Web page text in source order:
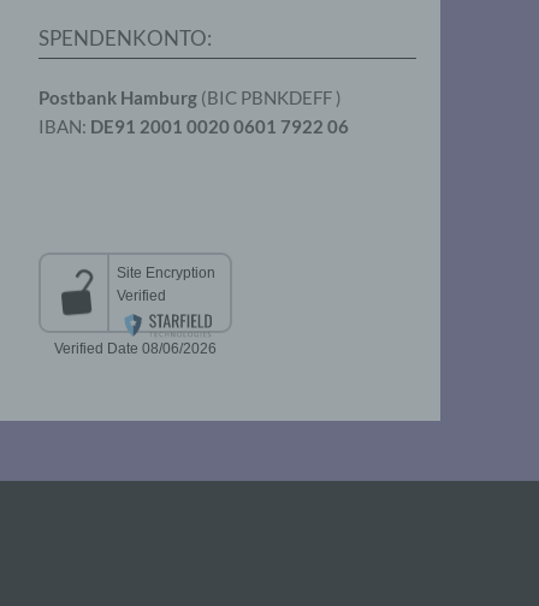
SPENDENKONTO:
Postbank Hamburg (BIC PBNKDEFF )
IBAN: DE91 2001 0020 0601 7922 06